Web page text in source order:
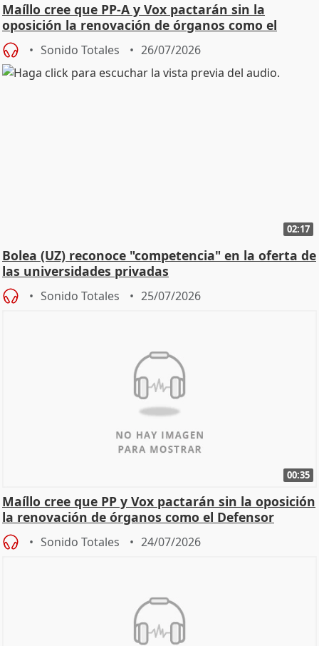
Maíllo cree que PP-A y Vox pactarán sin la
oposición la renovación de órganos como el
Defensor
Sonido Totales 26/07/2026
02:17
Bolea (UZ) reconoce "competencia" en la oferta de
las universidades privadas
Sonido Totales 25/07/2026
00:35
Maíllo cree que PP y Vox pactarán sin la oposición
la renovación de órganos como el Defensor
Sonido Totales 24/07/2026